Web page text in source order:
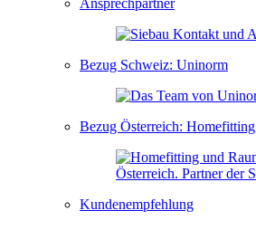
Ansprechpartner
Bezug Schweiz: Uninorm
Bezug Österreich: Homefitting
Kundenempfehlung